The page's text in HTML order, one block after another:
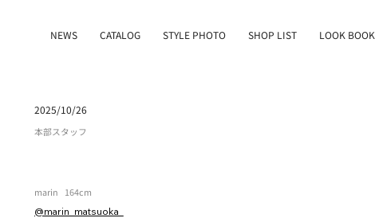
NEWS CATALOG STYLE PHOTO SHOP LIST LOOK BOOK
2025/10/26
本部スタッフ
marin 164cm
@marin_matsuoka_